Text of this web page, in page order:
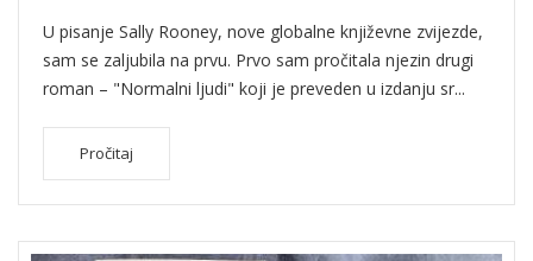
U pisanje Sally Rooney, nove globalne književne zvijezde,
sam se zaljubila na prvu. Prvo sam pročitala njezin drugi
roman – "Normalni ljudi" koji je preveden u izdanju sr...
Pročitaj